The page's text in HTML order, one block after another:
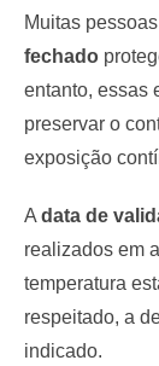
Muitas
fechado
entanto, essas
preservar o
exposição
A data de
realizados em
temperatura
respeitado, a
indicado.